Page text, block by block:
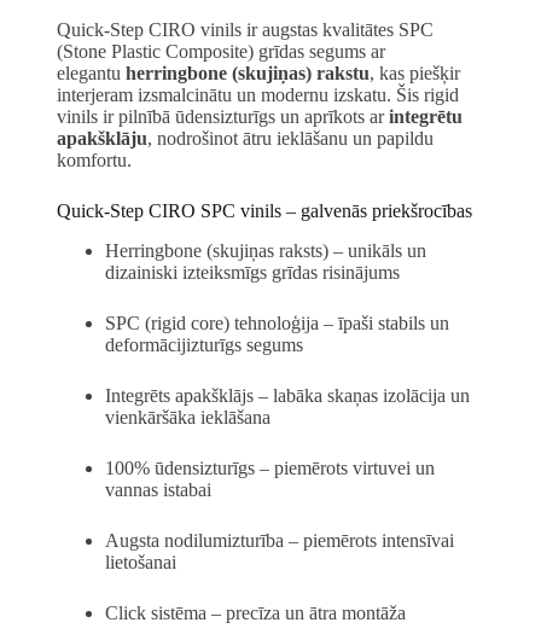
Quick-Step CIRO vinils ir augstas kvalitātes SPC
(Stone Plastic Composite) grīdas segums ar
elegantu herringbone (skujiņas) rakstu, kas piešķir
interjeram izsmalcinātu un modernu izskatu. Šis rigid
vinils ir pilnībā ūdensizturīgs un aprīkots arintegrētu
apakšklāju, nodrošinot ātru ieklāšanu un papildu
komfortu.
Quick-Step CIRO SPC vinils – galvenās priekšrocības
Herringbone (skujiņas raksts) – unikāls un
dizainiski izteiksmīgs grīdas risinājums
SPC (rigid core) tehnoloģija – īpaši stabils un
deformācijizturīgs segums
Integrēts apakšklājs – labāka skaņas izolācija un
vienkāršāka ieklāšana
100% ūdensizturīgs – piemērots virtuvei un
vannas istabai
Augsta nodilumizturība – piemērots intensīvai
lietošanai
Click sistēma – precīza un ātra montāža